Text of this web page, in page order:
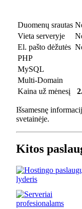
Duomenų srautas
Vieta serveryje
El. pašto dėžutės
PHP
MySQL
Multi-Domain
Kaina už mėnesį
Išsamesnę
svetainėje.
Kitos